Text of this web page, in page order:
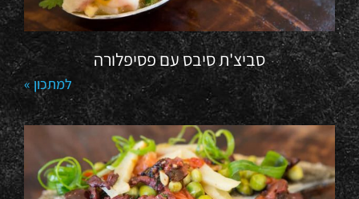
סביצ'ת סיבס עם פסיפלורה
למתכון »